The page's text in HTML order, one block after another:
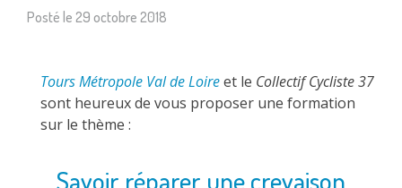
Posté le 29 octobre 2018
Tours Métropole Val de Loireet le Collectif Cycliste 37
sont heureux de vous proposer une formation
sur le thème :
Savoir réparer une crevaison